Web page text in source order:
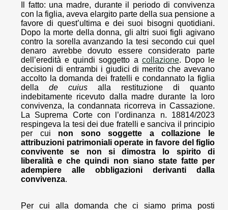
Il fatto: una madre, durante il periodo di convivenza
con la figlia, aveva elargito parte della sua pensione a
favore di quest’ultima e dei suoi bisogni quotidiani.
Dopo la morte della donna, gli altri suoi figli agivano
contro la sorella avanzando la tesi secondo cui quel
denaro avrebbe dovuto essere considerato parte
dell’eredità e quindi soggetto a collazione. Dopo le
decisioni di entrambi i giudici di merito che avevano
accolto la domanda dei fratelli e condannato la figlia
della de cuius alla restituzione di quanto
indebitamente ricevuto dalla madre durante la loro
convivenza, la condannata ricorreva in Cassazione.
La Suprema Corte con l’ordinanza n. 18814/2023
respingeva la tesi dei due fratelli e sanciva il principio
per cui non sono soggette a collazione le
attribuzioni patrimoniali operate in favore del figlio
convivente se non si dimostra lo spirito di
liberalità e che quindi non siano state fatte per
adempiere alle obbligazioni derivanti dalla
convivenza.
Per cui alla domanda che ci siamo prima posti